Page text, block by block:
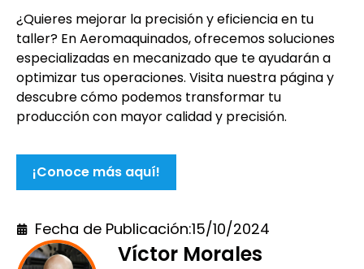
¿Quieres mejorar la precisión y eficiencia en tu
taller? En Aeromaquinados, ofrecemos soluciones
especializadas en mecanizado que te ayudarán a
optimizar tus operaciones. Visita nuestra página y
descubre cómo podemos transformar tu
producción con mayor calidad y precisión.
¡Conoce más aquí!
Fecha de Publicación:15/10/2024
Víctor Morales